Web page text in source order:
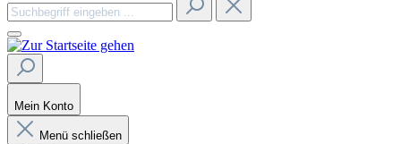
Mein Konto
Menü schließen